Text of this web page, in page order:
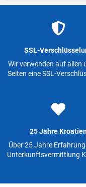
SSL-
Wir verwenden auf allen
Seiten eine SSL-
25 Jahre
Über 25 Jahre
Unterkunftsvermittlung